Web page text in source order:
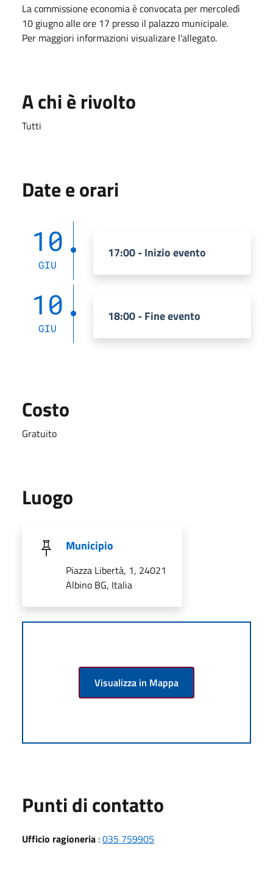
La commissione economia è convocata per mercoledì
10 giugno alle ore 17 presso il palazzo municipale.
Per maggiori informazioni visualizare l'allegato.
A chi è rivolto
Tutti
Date e orari
10
GIU
17:00 - Inizio evento
10
GIU
18:00 - Fine evento
Costo
Gratuito
Luogo
Municipio
Piazza Libertà, 1, 24021
Albino BG, Italia
Visualizza in Mappa
Punti di contatto
Ufficio ragioneria :035 759905